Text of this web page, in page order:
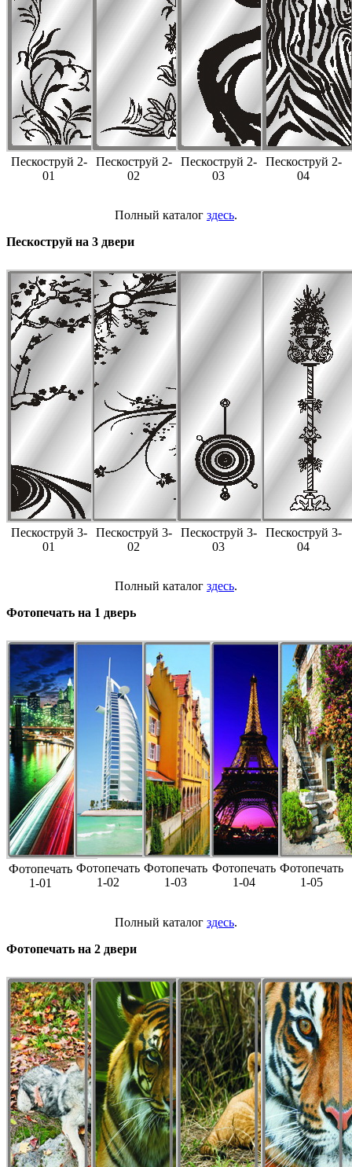
Пескоструй 2-
01
Пескоструй 2-
02
Пескоструй 2-
03
Пескоструй 2-
04
Полный каталог здесь.
Пескоструй на 3 двери
Пескоструй 3-
01
Пескоструй 3-
02
Пескоструй 3-
03
Пескоструй 3-
04
Полный каталог здесь.
Фотопечать на 1 дверь
Фотопечать
1-01
Фотопечать
1-02
Фотопечать
1-03
Фотопечать
1-04
Фотопечать
1-05
Полный каталог здесь.
Фотопечать на 2 двери